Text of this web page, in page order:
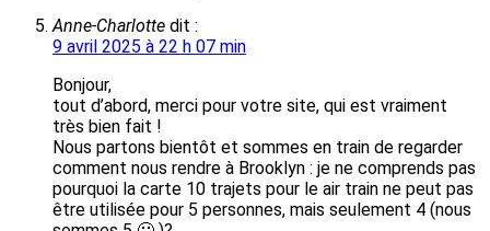
Anne-Charlotte dit :
9 avril 2025 à 22 h 07 min
Bonjour,
tout d’abord, merci pour votre site, qui est vraiment
très bien fait !
Nous partons bientôt et sommes en train de regarder
comment nous rendre à Brooklyn : je ne comprends pas
pourquoi la carte 10 trajets pour le air train ne peut pas
être utilisée pour 5 personnes, mais seulement 4 (nous